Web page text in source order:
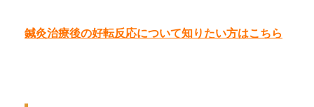
鍼灸治療後の好転反応について知りたい方はこちら